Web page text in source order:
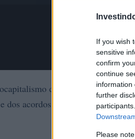
If you wish
sensitive
confirm
continue
information
further
Please
defende a abolição
dos acordos contratuais no